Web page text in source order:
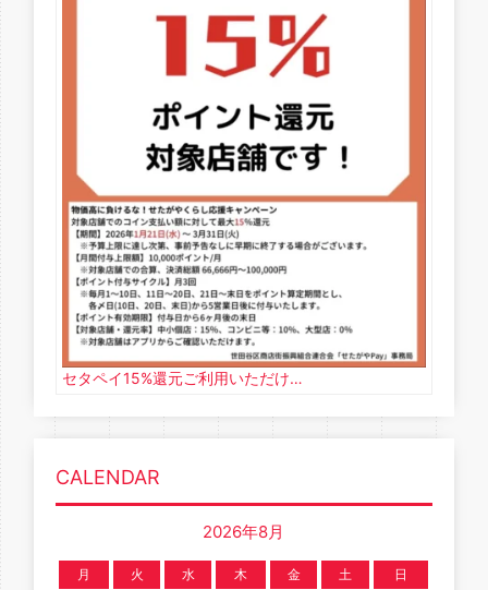
セタペイ15%還元ご利用いただけ…
CALENDAR
2026年8月
月 火 水 木 金 土 日